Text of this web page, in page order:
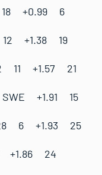
18 +0.99 6
+1.38 19
11 +1.57 21
SWE +1.91 15
6 +1.93 25
+1.86 24